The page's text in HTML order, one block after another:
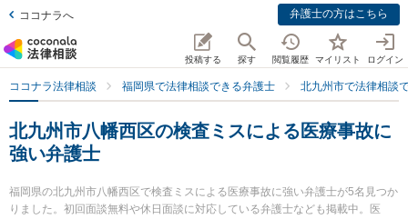
ココナラへ 弁護士の方はこちら
投稿する 探す 閲覧履歴 マイリスト ログイン
ココナラ法律相談 福岡県で法律相談できる弁護士 北九州市で法律相談
北九州市八幡西区の検査ミスによる医療事故に
強い弁護士
福岡県の北九州市八幡西区で検査ミスによる医療事故に強い弁護士が5名見つか
りました。初回面談無料や休日面談に対応している弁護士なども掲載中。医